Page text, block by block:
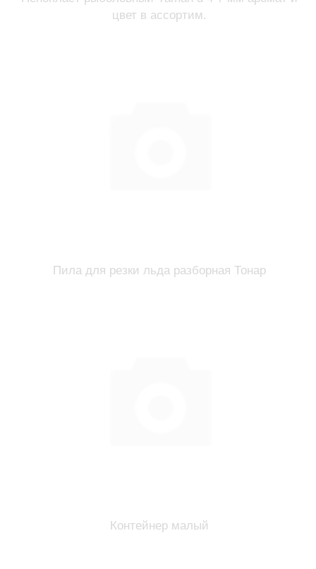
цвет в ассортим.
Пила для резки льда разборная Тонар
Контейнер малый